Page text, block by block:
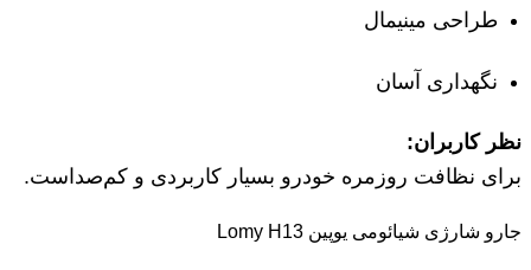
طراحی مینیمال
نگهداری آسان
نظر کاربران:
برای نظافت روزمره خودرو بسیار کاربردی و کم‌صداست.
جارو شارژی شیائومی یوپین Lomy H13